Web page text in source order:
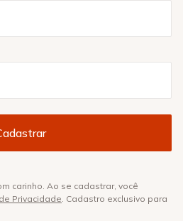
carinho. Ao se cadastrar, você
Privacidade. Cadastro exclusivo para